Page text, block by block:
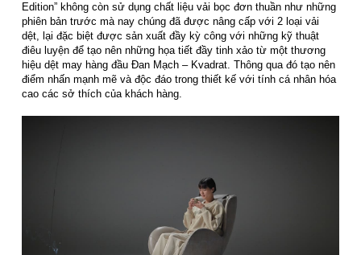
Edition” không còn sử dụng chất liệu vải bọc đơn thuần như những
phiên bản trước mà nay chúng đã được nâng cấp với 2 loại vải
dệt, lại đặc biệt được sản xuất đầy kỳ công với những kỹ thuật
điêu luyện để tạo nên những họa tiết đầy tinh xảo từ một thương
hiệu dệt may hàng đầu Đan Mạch – Kvadrat. Thông qua đó tạo nên
điểm nhấn mạnh mẽ và độc đáo trong thiết kế với tính cá nhân hóa
cao các sở thích của khách hàng.